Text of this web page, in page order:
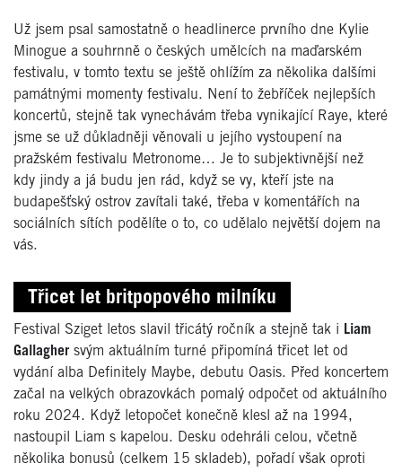
Už jsem psal samostatně o headlinerce prvního dne Kylie
Minogue a souhrnně o českých umělcích na maďarském
festivalu, v tomto textu se ještě ohlížím za několika dalšími
památnými momenty festivalu. Není to žebříček nejlepších
koncertů, stejně tak vynechávám třeba vynikající Raye, které
jsme se už důkladněji věnovali u jejího vystoupení na
pražském festivalu Metronome… Je to subjektivnější než
kdy jindy a já budu jen rád, když se vy, kteří jste na
budapešťský ostrov zavítali také, třeba v komentářích na
sociálních sítích podělíte o to, co udělalo největší dojem na
vás.
Třicet let britpopového milníku
Festival Sziget letos slavil třicátý ročník a stejně tak i Liam
Gallagher svým aktuálním turné připomíná třicet let od
vydání alba Definitely Maybe, debutu Oasis. Před koncertem
začal na velkých obrazovkách pomalý odpočet od aktuálního
roku 2024. Když letopočet konečně klesl až na 1994,
nastoupil Liam s kapelou. Desku odehráli celou, včetně
několika bonusů (celkem 15 skladeb), pořadí však oproti